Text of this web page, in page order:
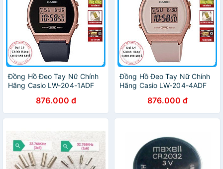
Đồng Hồ Đeo Tay Nữ Chính
Hãng Casio LW-204-1ADF
876.000 đ
Đồng Hồ Đeo Tay Nữ Chính
Hãng Casio LW-204-4ADF
876.000 đ